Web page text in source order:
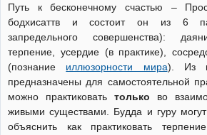
Путь к бесконечному счастью –
бодхисаттв и состоит он из 6
запредельного совершенства):
терпение, усердие (в практике),
(познание иллюзорности мира). Из
предназначены для самостоятельной
можно практиковать только во
живыми существами. Будда и гуру могут
объяснить как практиковать